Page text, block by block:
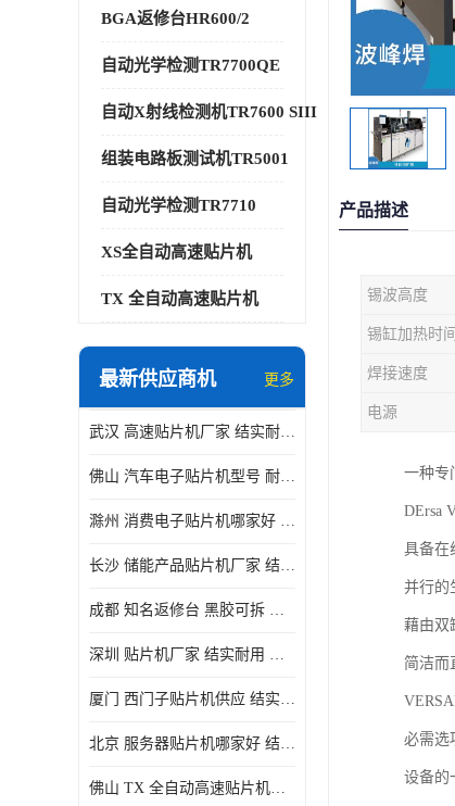
BGA返修台HR600/2
自动光学检测TR7700QE
自动X射线检测机TR7600 SIII
组装电路板测试机TR5001
自动光学检测TR7710
XS全自动高速贴片机
TX 全自动高速贴片机
最新供应商机 更多
武汉 高速贴片机厂家 结实耐用 贴片效率高
佛山 汽车电子贴片机型号 耐振动 宽容性高
滁州 消费电子贴片机哪家好 结实耐用 全自动化
长沙 储能产品贴片机厂家 结实耐用 适用范围广
成都 知名返修台 黑胶可拆 对位 校正 贴放准确
深圳 贴片机厂家 结实耐用 全自动化
厦门 西门子贴片机供应 结实耐用 提高生产率
北京 服务器贴片机哪家好 结实耐用 宽容性高
佛山 TX 全自动高速贴片机型号 结实耐用 全自动化
产品描述
锡波高度
锡缸加热时间
焊接速度
电源
一种专
DErsa
具备在
并行的
藉由双
简洁而
必需选
设备的